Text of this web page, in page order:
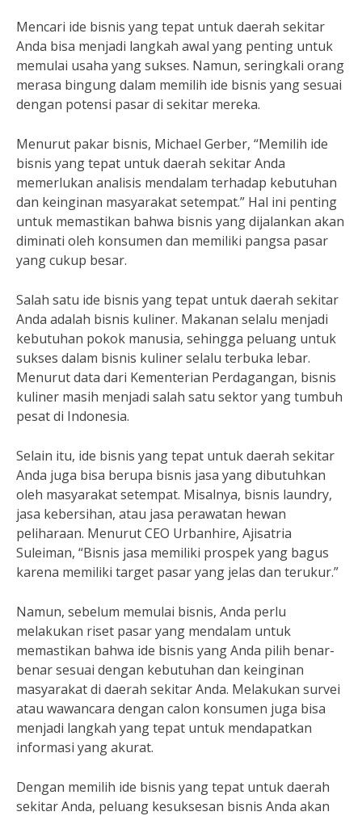
Mencari ide bisnis yang tepat untuk daerah sekitar
Anda bisa menjadi langkah awal yang penting untuk
memulai usaha yang sukses. Namun, seringkali orang
merasa bingung dalam memilih ide bisnis yang sesuai
dengan potensi pasar di sekitar mereka.
Menurut pakar bisnis, Michael Gerber, “Memilih ide
bisnis yang tepat untuk daerah sekitar Anda
memerlukan analisis mendalam terhadap kebutuhan
dan keinginan masyarakat setempat.” Hal ini penting
untuk memastikan bahwa bisnis yang dijalankan akan
diminati oleh konsumen dan memiliki pangsa pasar
yang cukup besar.
Salah satu ide bisnis yang tepat untuk daerah sekitar
Anda adalah bisnis kuliner. Makanan selalu menjadi
kebutuhan pokok manusia, sehingga peluang untuk
sukses dalam bisnis kuliner selalu terbuka lebar.
Menurut data dari Kementerian Perdagangan, bisnis
kuliner masih menjadi salah satu sektor yang tumbuh
pesat di Indonesia.
Selain itu, ide bisnis yang tepat untuk daerah sekitar
Anda juga bisa berupa bisnis jasa yang dibutuhkan
oleh masyarakat setempat. Misalnya, bisnis laundry,
jasa kebersihan, atau jasa perawatan hewan
peliharaan. Menurut CEO Urbanhire, Ajisatria
Suleiman, “Bisnis jasa memiliki prospek yang bagus
karena memiliki target pasar yang jelas dan terukur.”
Namun, sebelum memulai bisnis, Anda perlu
melakukan riset pasar yang mendalam untuk
memastikan bahwa ide bisnis yang Anda pilih benar-
benar sesuai dengan kebutuhan dan keinginan
masyarakat di daerah sekitar Anda. Melakukan survei
atau wawancara dengan calon konsumen juga bisa
menjadi langkah yang tepat untuk mendapatkan
informasi yang akurat.
Dengan memilih ide bisnis yang tepat untuk daerah
sekitar Anda, peluang kesuksesan bisnis Anda akan